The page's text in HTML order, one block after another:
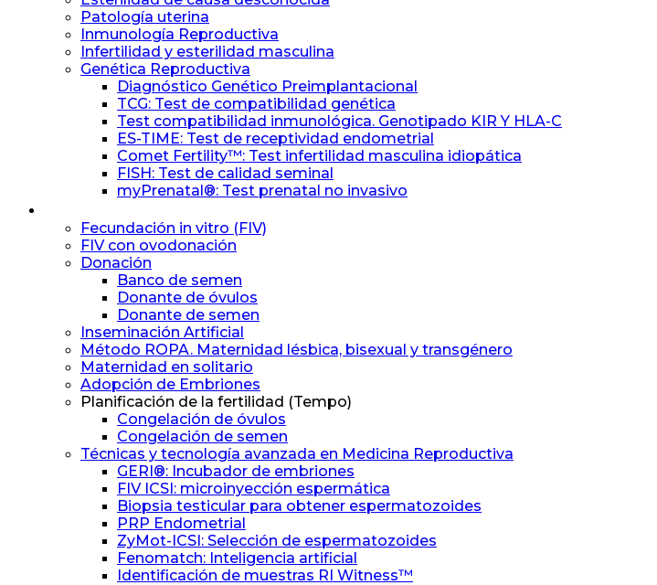
Patología uterina
Inmunología Reproductiva
Infertilidad y esterilidad masculina
Genética Reproductiva
Diagnóstico Genético Preimplantacional
TCG: Test de compatibilidad genética
Test compatibilidad inmunológica. Genotipado KIR Y HLA-C
ES-TIME: Test de receptividad endometrial
Comet Fertility™: Test infertilidad masculina idiopática
FISH: Test de calidad seminal
myPrenatal®: Test prenatal no invasivo
Fecundación in vitro (FIV)
FIV con ovodonación
Donación
Banco de semen
Donante de óvulos
Donante de semen
Inseminación Artificial
Método ROPA. Maternidad lésbica, bisexual y transgénero
Maternidad en solitario
Adopción de Embriones
Planificación de la fertilidad (Tempo)
Congelación de óvulos
Congelación de semen
Técnicas y tecnología avanzada en Medicina Reproductiva
GERI®: Incubador de embriones
FIV ICSI: microinyección espermática
Biopsia testicular para obtener espermatozoides
PRP Endometrial
ZyMot-ICSI: Selección de espermatozoides
Fenomatch: Inteligencia artificial
Identificación de muestras RI Witness™